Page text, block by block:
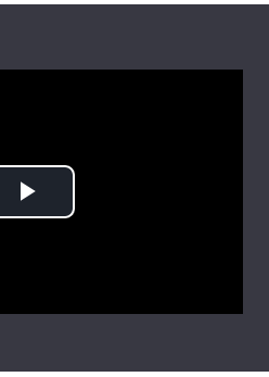
Play